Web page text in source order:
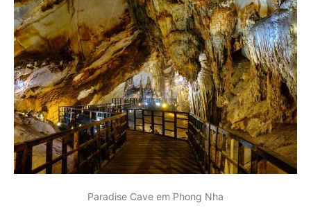
Paradise Cave em Phong Nha